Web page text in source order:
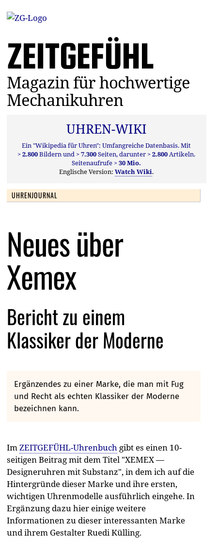
ZEITGEFÜHL
Magazin für hochwertige
Mechanikuhren
UHREN-WIKI
Ein "Wikipedia für Uhren": Umfangreiche Datenbasis. Mit
> 2.800Bildern und> 7.300Seiten, darunter> 2.800Artikeln.
Seitenaufrufe> 30 Mio.
Englische Version:Watch Wiki.
UHRENJOURNAL
Neues über
Xemex
Bericht zu einem
Klassiker der Moderne
Ergänzendes zu einer Marke, die man mit Fug
und Recht als echten Klassiker der Moderne
bezeichnen kann.
ImZEITGEFÜHL-Uhrenbuch gibt es einen 10-
seitigen Beitrag mit dem Titel "XEMEX —
Designeruhren mit Substanz", in dem ich auf die
Hintergründe dieser Marke und ihre ersten,
wichtigen Uhrenmodelle ausführlich eingehe. In
Ergänzung dazu hier einige weitere
Informationen zu dieser interessanten Marke
und ihrem Gestalter Ruedi Külling.